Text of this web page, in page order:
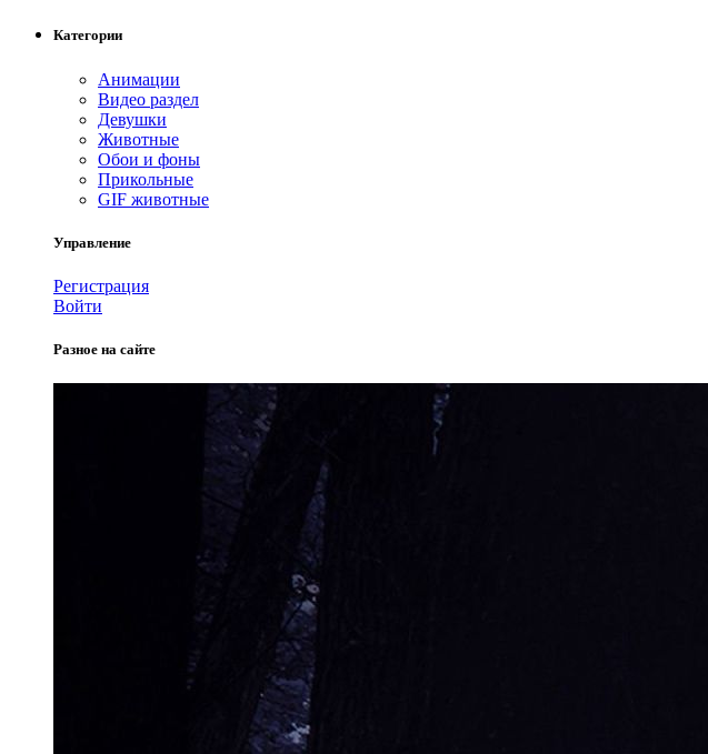
Категории
Анимации
Видео раздел
Девушки
Животные
Обои и фоны
Прикольные
GIF животные
Управление
Регистрация
Войти
Разное на сайте